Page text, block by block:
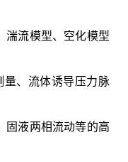
湍流模型、空化模型
、流体诱导压力脉
固液两相流动等的高